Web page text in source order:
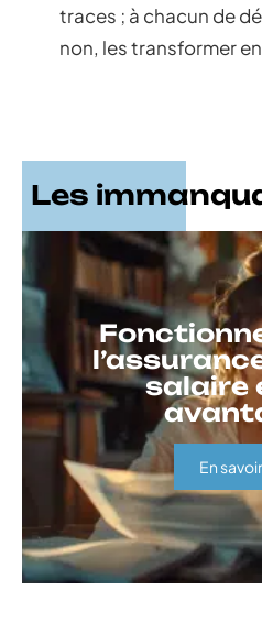
traces ; à chacun de
non, les transformer
Les
salaire
En